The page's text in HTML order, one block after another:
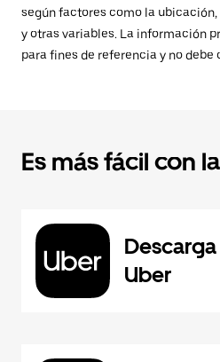
según factores como la
y otras variables. La información
para fines de referencia y no
Es más fácil con
Uber